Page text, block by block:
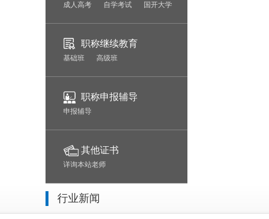
成人高考 自学考试 国开大学
职称继续教育
基础班 高级班
职称申报辅导
申报辅导
其他证书
详询本站老师
行业新闻